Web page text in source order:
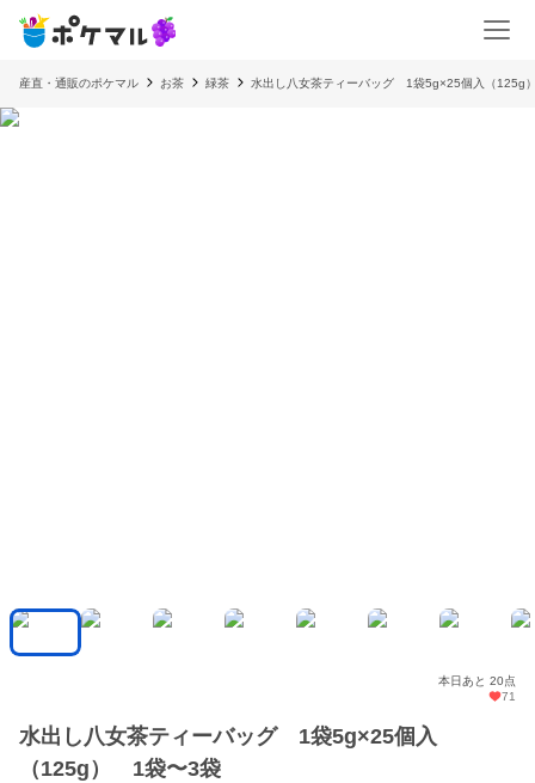
産直・通販のポケマル お茶 緑茶 水出し八女茶ティーバッグ 1袋5g×25個入（
本日あと 20点
71
水出し八女茶ティーバッグ 1袋5g×25個入
（125g） 1袋〜3袋